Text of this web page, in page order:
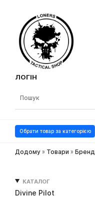
ЛОГІН
Обрати товар за категорією
Додому » Товари » Бренд
КАТАЛОГ
Divine Pilot